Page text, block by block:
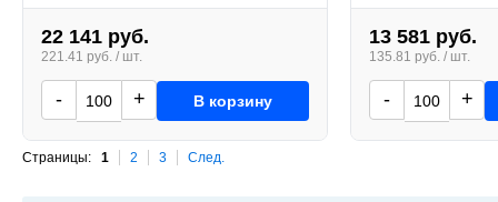
22 141 руб.
221.41 руб. / шт.
- + В корзину
13 581 руб.
135.81 руб. / шт.
- +
Страницы: 1 2 3 След.